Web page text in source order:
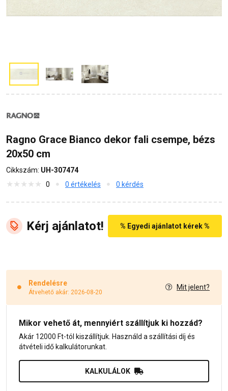
Ragno Grace Bianco dekor fali csempe, bézs
20x50 cm
Cikkszám: UH-307474
0
0 értékelés 0 kérdés
% Egyedi ajánlatot kérek %
Kérj ajánlatot!
Rendelésre
Átvehető akár: 2026-08-20
Mit jelent?
Mikor vehető át, mennyiért szállítjuk ki hozzád?
Akár 12000 Ft-tól kiszállítjuk. Használd a szállítási díj és
átvételi idő kalkulátorunkat.
KALKULÁLOK